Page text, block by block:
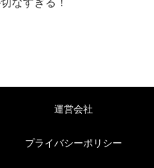
なすぎる！
運営会社
プライバシーポリシー